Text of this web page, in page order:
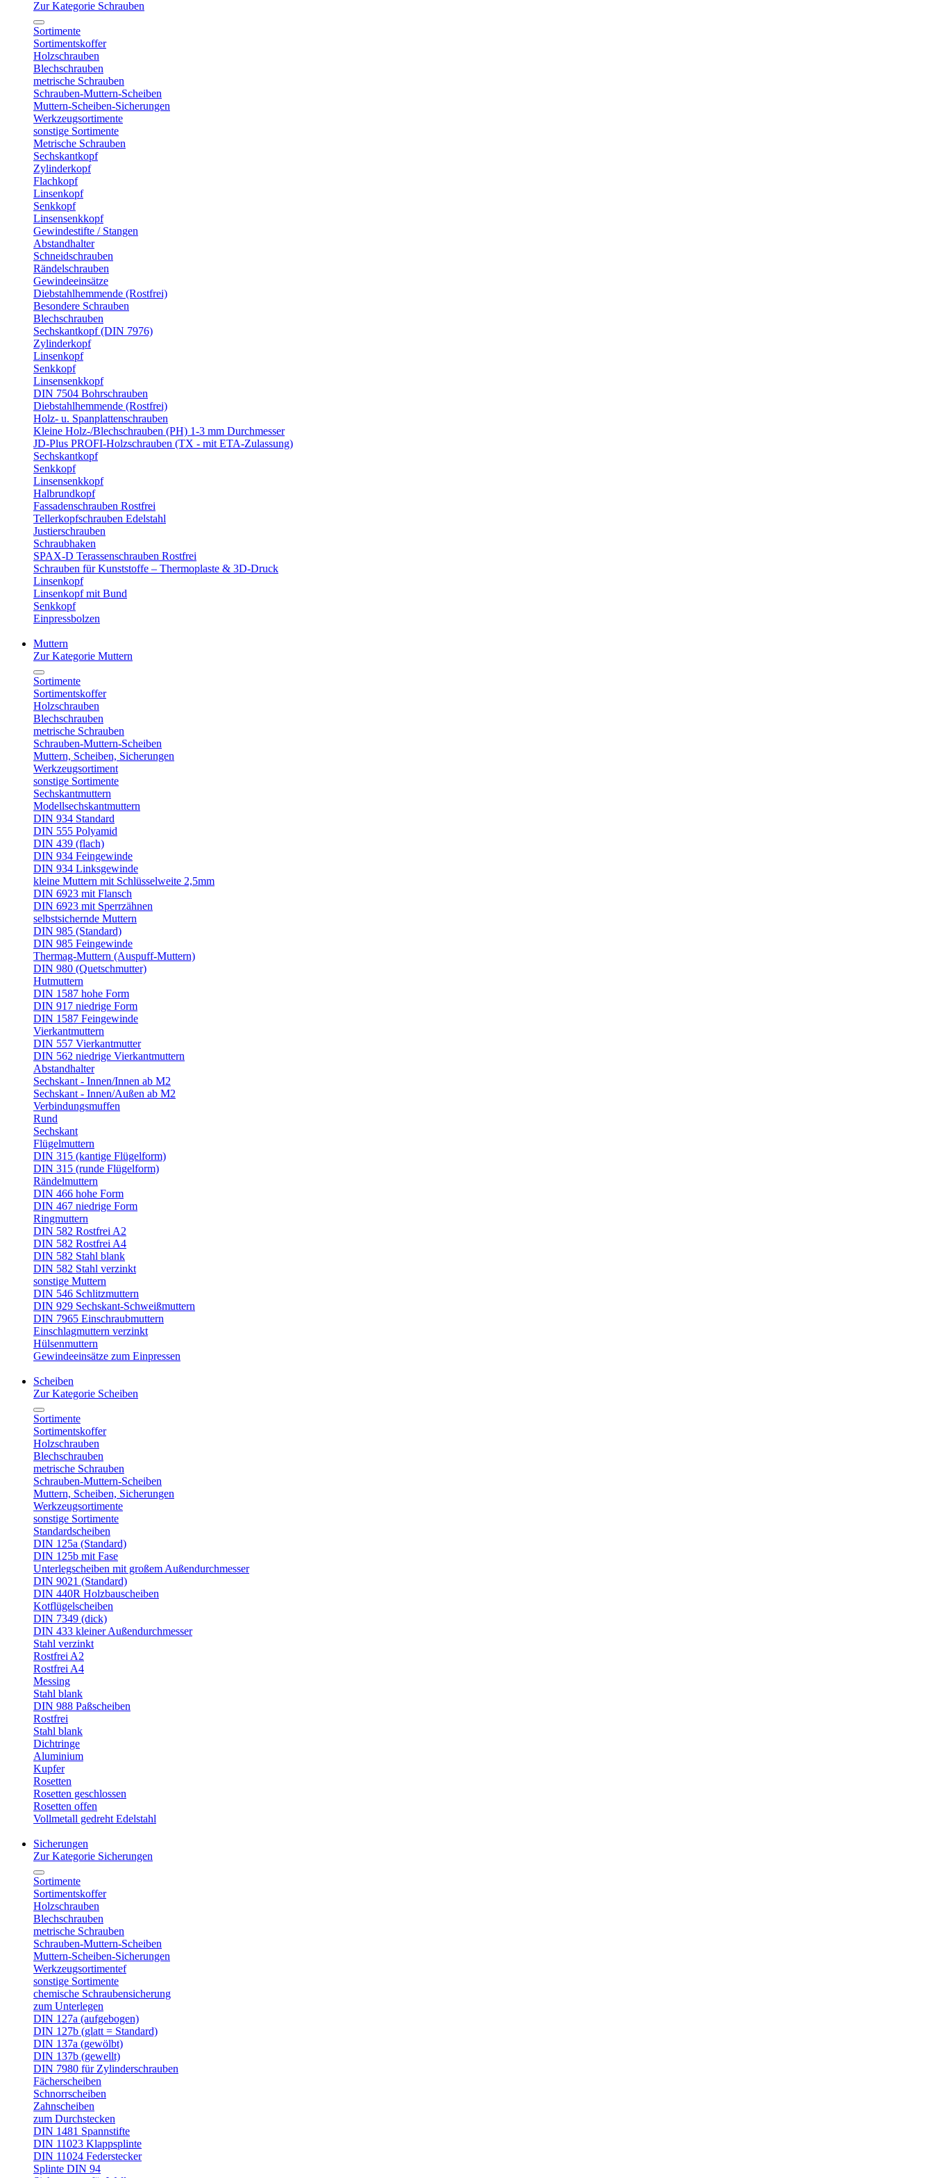
Zur Kategorie Schrauben
Sortimente
Sortimentskoffer
Holzschrauben
Blechschrauben
metrische Schrauben
Schrauben-Muttern-Scheiben
Muttern-Scheiben-Sicherungen
Werkzeugsortimente
sonstige Sortimente
Metrische Schrauben
Sechskantkopf
Zylinderkopf
Flachkopf
Linsenkopf
Senkkopf
Linsensenkkopf
Gewindestifte / Stangen
Abstandhalter
Schneidschrauben
Rändelschrauben
Gewindeeinsätze
Diebstahlhemmende (Rostfrei)
Besondere Schrauben
Blechschrauben
Sechskantkopf (DIN 7976)
Zylinderkopf
Linsenkopf
Senkkopf
Linsensenkkopf
DIN 7504 Bohrschrauben
Diebstahlhemmende (Rostfrei)
Holz- u. Spanplattenschrauben
Kleine Holz-/Blechschrauben (PH) 1-3 mm Durchmesser
JD-Plus PROFI-Holzschrauben (TX - mit ETA-Zulassung)
Sechskantkopf
Senkkopf
Linsensenkkopf
Halbrundkopf
Fassadenschrauben Rostfrei
Tellerkopfschrauben Edelstahl
Justierschrauben
Schraubhaken
SPAX-D Terassenschrauben Rostfrei
Schrauben für Kunststoffe – Thermoplaste & 3D-Druck
Linsenkopf
Linsenkopf mit Bund
Senkkopf
Einpressbolzen
Muttern
Zur Kategorie Muttern
Sortimente
Sortimentskoffer
Holzschrauben
Blechschrauben
metrische Schrauben
Schrauben-Muttern-Scheiben
Muttern, Scheiben, Sicherungen
Werkzeugsortiment
sonstige Sortimente
Sechskantmuttern
Modellsechskantmuttern
DIN 934 Standard
DIN 555 Polyamid
DIN 439 (flach)
DIN 934 Feingewinde
DIN 934 Linksgewinde
kleine Muttern mit Schlüsselweite 2,5mm
DIN 6923 mit Flansch
DIN 6923 mit Sperrzähnen
selbstsichernde Muttern
DIN 985 (Standard)
DIN 985 Feingewinde
Thermag-Muttern (Auspuff-Muttern)
DIN 980 (Quetschmutter)
Hutmuttern
DIN 1587 hohe Form
DIN 917 niedrige Form
DIN 1587 Feingewinde
Vierkantmuttern
DIN 557 Vierkantmutter
DIN 562 niedrige Vierkantmuttern
Abstandhalter
Sechskant - Innen/Innen ab M2
Sechskant - Innen/Außen ab M2
Verbindungsmuffen
Rund
Sechskant
Flügelmuttern
DIN 315 (kantige Flügelform)
DIN 315 (runde Flügelform)
Rändelmuttern
DIN 466 hohe Form
DIN 467 niedrige Form
Ringmuttern
DIN 582 Rostfrei A2
DIN 582 Rostfrei A4
DIN 582 Stahl blank
DIN 582 Stahl verzinkt
sonstige Muttern
DIN 546 Schlitzmuttern
DIN 929 Sechskant-Schweißmuttern
DIN 7965 Einschraubmuttern
Einschlagmuttern verzinkt
Hülsenmuttern
Gewindeeinsätze zum Einpressen
Scheiben
Zur Kategorie Scheiben
Sortimente
Sortimentskoffer
Holzschrauben
Blechschrauben
metrische Schrauben
Schrauben-Muttern-Scheiben
Muttern, Scheiben, Sicherungen
Werkzeugsortimente
sonstige Sortimente
Standardscheiben
DIN 125a (Standard)
DIN 125b mit Fase
Unterlegscheiben mit großem Außendurchmesser
DIN 9021 (Standard)
DIN 440R Holzbauscheiben
Kotflügelscheiben
DIN 7349 (dick)
DIN 433 kleiner Außendurchmesser
Stahl verzinkt
Rostfrei A2
Rostfrei A4
Messing
Stahl blank
DIN 988 Paßscheiben
Rostfrei
Stahl blank
Dichtringe
Aluminium
Kupfer
Rosetten
Rosetten geschlossen
Rosetten offen
Vollmetall gedreht Edelstahl
Sicherungen
Zur Kategorie Sicherungen
Sortimente
Sortimentskoffer
Holzschrauben
Blechschrauben
metrische Schrauben
Schrauben-Muttern-Scheiben
Muttern-Scheiben-Sicherungen
Werkzeugsortimentef
sonstige Sortimente
chemische Schraubensicherung
zum Unterlegen
DIN 127a (aufgebogen)
DIN 127b (glatt = Standard)
DIN 137a (gewölbt)
DIN 137b (gewellt)
DIN 7980 für Zylinderschrauben
Fächerscheiben
Schnorrscheiben
Zahnscheiben
zum Durchstecken
DIN 1481 Spannstifte
DIN 11023 Klappsplinte
DIN 11024 Federstecker
Splinte DIN 94